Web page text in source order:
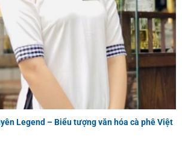
Legend – Biểu tượng văn hóa cà phê Việt